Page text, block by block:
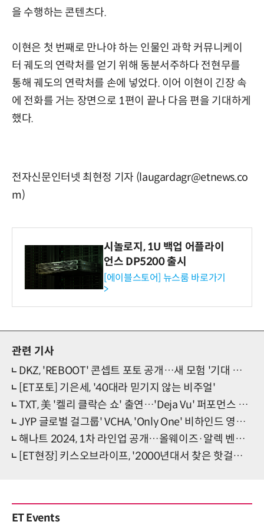
을 수행하는 콘텐츠다.
이현은 첫 번째로 만나야 하는 인물인 과학 커뮤니케이
터 궤도의 연락처를 얻기 위해 동분서주하다 전현무를
통해 궤도의 연락처를 손에 넣었다. 이어 이현이 긴장 속
에 전화를 거는 장면으로 1편이 끝나 다음 편을 기대하게
했다.
전자신문인터넷 최현정 기자 (laugardagr@etnews.co
m)
시놀로지, 1U 백업 어플라이
언스 DP5200 출시
[에이블스토어] 뉴스룸 바로가기
>
관련 기사
DKZ, 'REBOOT' 콘셉트 포토 공개…새 모험 '기대 폭발'
[ET포토] 기은세, '40대라 믿기지 않는 비주얼'
TXT, 美 '켈리 클락슨 쇼' 출연…'Deja Vu' 퍼포먼스 공개
JYP 글로벌 걸그룹' VCHA, 'Only One' 비하인드 영상 깜짝 공개
해나트 2024, 1차 라인업 공개…올웨이즈·알렉 벤자민 등 합류
[ET현장] 키스오브라이프, '2000년대서 찾은 핫걸본능, 완벽대세 Touch'(종합)
ET Events